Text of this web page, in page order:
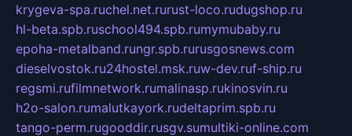
krygeva-spa.ruchel.net.rurust-loco.rudugshop.ru
hl-beta.spb.ruschool494.spb.rumymubaby.ru
epoha-metalband.rungr.spb.rurusgosnews.com
dieselvostok.ru24hostel.msk.ruw-dev.ruf-ship.ru
regsmi.rufilmnetwork.rumalinasp.rukinosvin.ru
h2o-salon.rumalutkayork.rudeltaprim.spb.ru
tango-perm.rugooddir.rusgv.sumultiki-online.com